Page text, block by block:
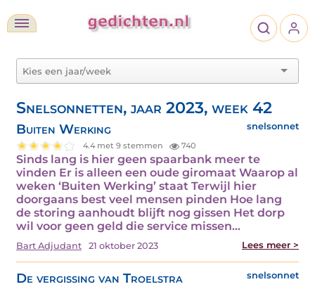
Snelsonnetten, jaar 2023, week 42
Buiten Werking snelsonnet
4.4 met 9 stemmen 740
Sinds lang is hier geen spaarbank meer te
vinden Er is alleen een oude giromaat Waarop al
weken ‘Buiten Werking’ staat Terwijl hier
doorgaans best veel mensen pinden Hoe lang
de storing aanhoudt blijft nog gissen Het dorp
wil voor geen geld die service missen…
Bart Adjudant 21 oktober 2023 Lees meer >
De vergissing van Troelstra snelsonnet